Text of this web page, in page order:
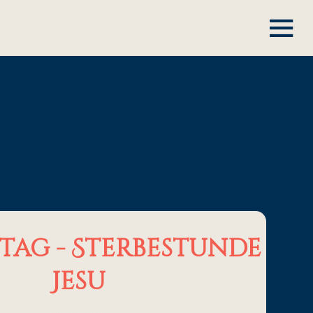
- Sterbestunde
Jesu